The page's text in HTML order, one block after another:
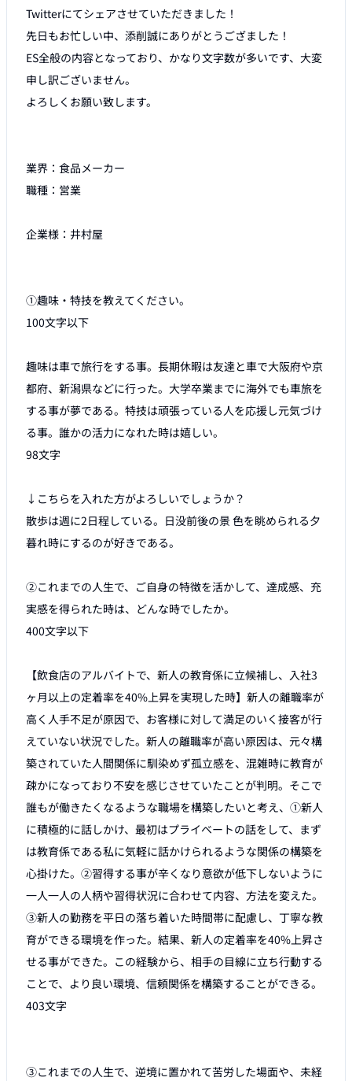
Twitterにてシェアさせていただきました！
先日もお忙しい中、添削誠にありがとうござました！
ES全般の内容となっており、かなり文字数が多いです、大変
申し訳ございません。
よろしくお願い致します。
業界：食品メーカー
職種：営業
企業様：井村屋
①趣味・特技を教えてください。
100文字以下
趣味は車で旅行をする事。長期休暇は友達と車で大阪府や京
都府、新潟県などに行った。大学卒業までに海外でも車旅を
する事が夢である。特技は頑張っている人を応援し元気づけ
る事。誰かの活力になれた時は嬉しい。
98文字
↓こちらを入れた方がよろしいでしょうか？
散歩は週に2日程している。日没前後の景 色を眺められる夕
暮れ時にするのが好きである。
②これまでの人生で、ご自身の特徴を活かして、達成感、充
実感を得られた時は、どんな時でしたか。
400文字以下
【飲食店のアルバイトで、新人の教育係に立候補し、入社3
ヶ月以上の定着率を40%上昇を実現した時】新人の離職率が
高く人手不足が原因で、お客様に対して満足のいく接客が行
えていない状況でした。新人の離職率が高い原因は、元々構
築されていた人間関係に馴染めず孤立感を、混雑時に教育が
疎かになっており不安を感じさせていたことが判明。そこで
誰もが働きたくなるような職場を構築したいと考え、①新人
に積極的に話しかけ、最初はプライベートの話をして、まず
は教育係である私に気軽に話かけられるような関係の構築を
心掛けた。②習得する事が辛くなり意欲が低下しないように
一人一人の人柄や習得状況に合わせて内容、方法を変えた。
③新人の勤務を平日の落ち着いた時間帯に配慮し、丁寧な教
育ができる環境を作った。結果、新人の定着率を40%上昇さ
せる事ができた。この経験から、相手の目線に立ち行動する
ことで、より良い環境、信頼関係を構築することができる。
403文字
③これまでの人生で、逆境に置かれて苦労した場面や、未経